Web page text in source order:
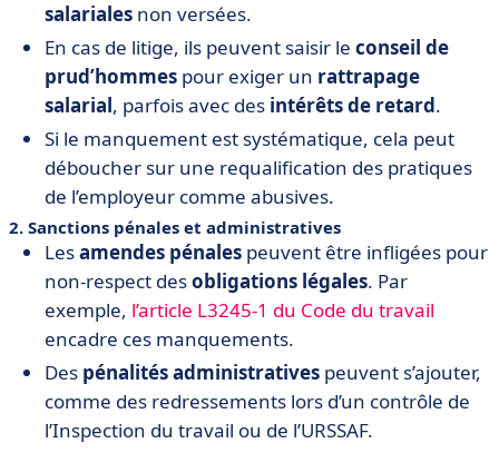
salariales non versées.
En cas de litige, ils peuvent saisir le conseil de
prud’hommes pour exiger un rattrapage
salarial, parfois avec des intérêts de retard.
Si le manquement est systématique, cela peut
déboucher sur une requalification des pratiques
de l’employeur comme abusives.
2. Sanctions pénales et administratives
Lesamendes pénales peuvent être infligées pour
non-respect desobligations légales. Par
exemple, l’article L3245-1 du Code du travail
encadre ces manquements.
Des pénalités administratives peuvent s’ajouter,
comme des redressements lors d’un contrôle de
l’Inspection du travail ou de l’URSSAF.